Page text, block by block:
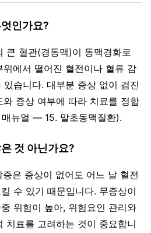
인가요?
큰 혈관(경동맥)이 동맥경화로
에서 떨어진 혈전이나 혈류 감
습니다. 대부분 증상 없이 검진
증상 여부에 따라 치료를 정합
뉴얼 — 15. 말초동맥질환).
것 아닌가요?
은 증상이 없어도 어느 날 혈전
수 있기 때문입니다. 무증상이
위험이 높아, 위험요인 관리와
치료를 고려하는 것이 중요합니